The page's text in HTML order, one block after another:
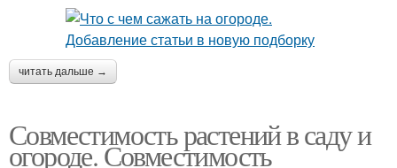
читать дальше →
Совместимость растений в саду и
огороде. Совместимость